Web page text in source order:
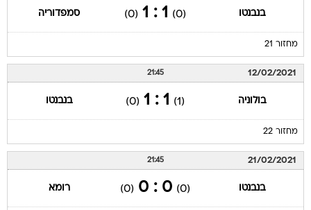
בנבנטו (0)
1 : 1
(0) סמפדוריה
מחזור 21
12/02/2021
21:45
בולוניה (1)
1 : 1
(0) בנבנטו
מחזור 22
21/02/2021
21:45
בנבנטו (0)
0 : 0
(0) רומא